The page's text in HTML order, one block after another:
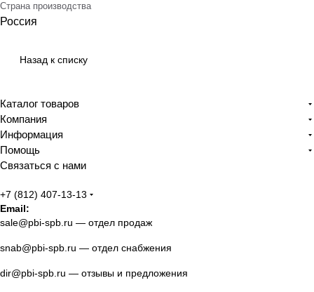
Страна производства
Россия
Назад к списку
Каталог товаров
Компания
Информация
Помощь
Связаться с нами
+7 (812) 407-13-13
Email:
sale@pbi-spb.ru — отдел продаж
snab@pbi-spb.ru — отдел снабжения
dir@pbi-spb.ru — отзывы и предложения